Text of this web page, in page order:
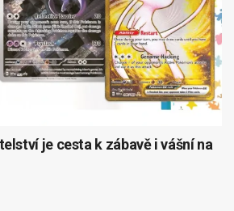
je cesta k zábavě i vášní na